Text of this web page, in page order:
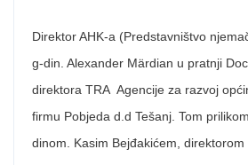
Direktor AHK-a (Predstavništvo
g-din. Alexander Märdian u pratnji
direktora TRA Agencije za razvoj
firmu Pobjeda d.d Tešanj. Tom
dinom. Kasim Bejđakićem,